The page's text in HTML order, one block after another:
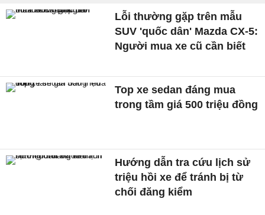
Lỗi thường gặp trên mẫu
SUV 'quốc dân' Mazda CX-5:
Người mua xe cũ cần biết
Top xe sedan đáng mua
trong tầm giá 500 triệu đồng
Hướng dẫn tra cứu lịch sử
triệu hồi xe để tránh bị từ
chối đăng kiểm